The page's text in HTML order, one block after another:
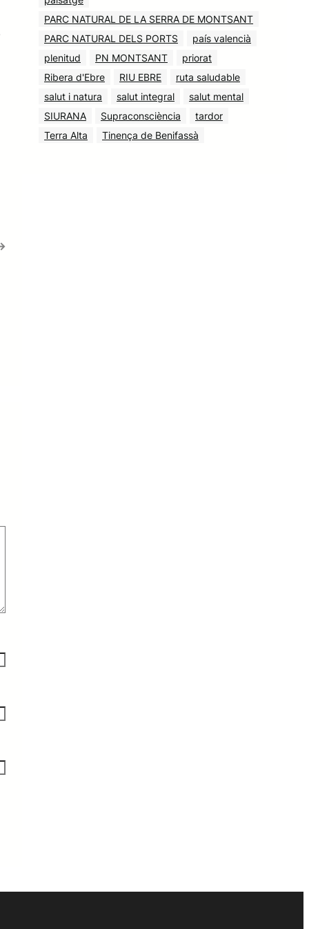
PARC NATURAL DE LA SERRA DE MONTSANT
PARC NATURAL DELS PORTS
país valencià
plenitud
PN MONTSANT
priorat
Ribera d'Ebre
RIU EBRE
ruta saludable
salut i natura
salut integral
salut mental
SIURANA
Supraconsciència
tardor
Terra Alta
Tinença de Benifassà